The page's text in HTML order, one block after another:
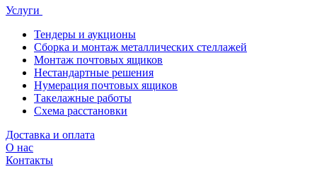
Услуги
Тендеры и аукционы
Сборка и монтаж металлических стеллажей
Монтаж почтовых ящиков
Нестандартные решения
Нумерация почтовых ящиков
Такелажные работы
Схема расстановки
Доставка и оплата
О нас
Контакты